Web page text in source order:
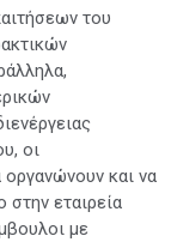
του
οι
και να
εταιρεία
με